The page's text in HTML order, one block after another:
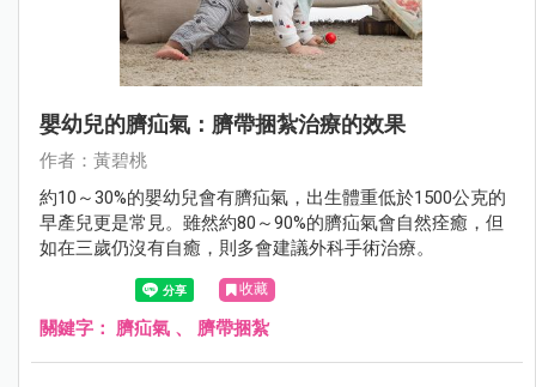
嬰幼兒的臍疝氣：臍帶捆紮治療的效果
作者：黃碧桃
約10～30%的嬰幼兒會有臍疝氣，出生體重低於1500公克的
早產兒更是常見。雖然約80～90%的臍疝氣會自然痊癒，但
如在三歲仍沒有自癒，則多會建議外科手術治療。
收藏
關鍵字： 臍疝氣 、 臍帶捆紮